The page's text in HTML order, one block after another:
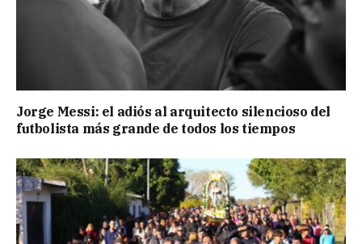
Jorge Messi: el adiós al arquitecto silencioso del
futbolista más grande de todos los tiempos